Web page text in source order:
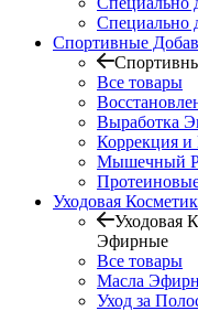
Специально
Спортивные
Все товары
Выработка
Коррекция и
Мышечный
Уходовая
Уходовая
Эфирные
Все товары
Масла
Уход за